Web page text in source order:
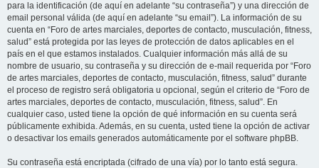
para la identificación (de aquí en adelante “su contraseña”) y una dirección de
email personal válida (de aquí en adelante “su email”). La información de su
cuenta en “Foro de artes marciales, deportes de contacto, musculación, fitness,
salud” está protegida por las leyes de protección de datos aplicables en el
país en el que estamos instalados. Cualquier información más allá de su
nombre de usuario, su contraseña y su dirección de e-mail requerida por “Foro
de artes marciales, deportes de contacto, musculación, fitness, salud” durante
el proceso de registro será obligatoria u opcional, según el criterio de “Foro de
artes marciales, deportes de contacto, musculación, fitness, salud”. En
cualquier caso, usted tiene la opción de qué información en su cuenta será
públicamente exhibida. Además, en su cuenta, usted tiene la opción de activar
o desactivar los emails generados automáticamente por el software phpBB.
Su contraseña está encriptada (cifrado de una vía) por lo tanto está segura.